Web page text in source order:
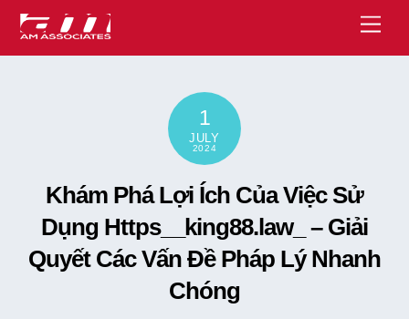
Skip
content
1
JULY
2024
Khám Phá Lợi Ích Của Việc Sử
Dụng Https__king88.law_ – Giải
Quyết Các Vấn Đề Pháp Lý Nhanh
Chóng